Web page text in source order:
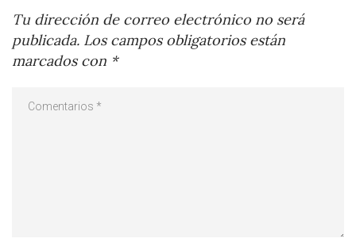
Tu dirección de correo electrónico no será
publicada. Los campos obligatorios están
marcados con *